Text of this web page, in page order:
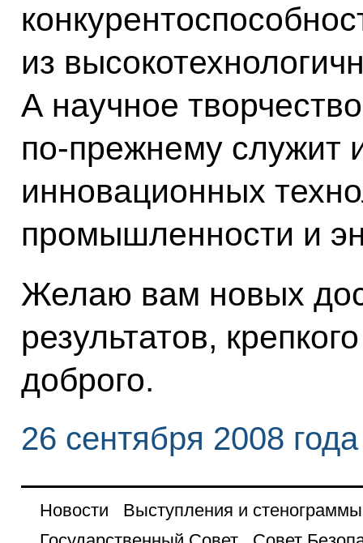
из
А научное
по‑прежнему служит
инновационных
промышленности и
Желаю вам новых
результатов,
доброго.
26 сентября 2008 года
Новости
Выступления и стенограммы